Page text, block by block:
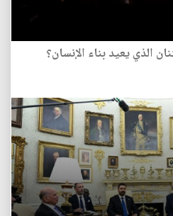
الذي يعيد بناء الإنسان؟